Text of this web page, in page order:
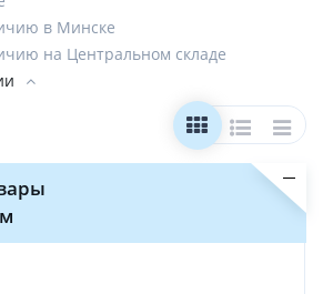
в Минске
на Центральном складе